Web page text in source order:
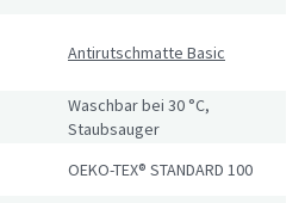
Antirutschmatte Basic
Waschbar bei 30 °C,
Staubsauger
OEKO-TEX® STANDARD 100